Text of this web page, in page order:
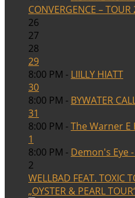
CONVERGENCE –
26
27
28
29
8:00 PM - LIILLY HIATT
30
8:00 PM - BYWATER
31
8:00 PM -The Warner E
1
8:00 PM - Demon's Eye
2
WELLBAD FEAT. TOXIC
„OYSTER & PEARL